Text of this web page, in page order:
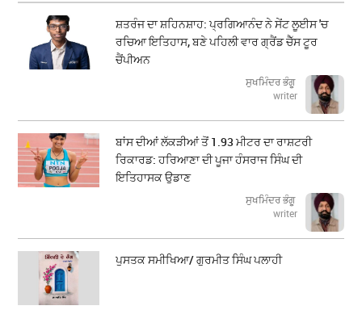
ਸ਼ਤਰੰਜ ਦਾ ਸ਼ਹਿਨਸ਼ਾਹ: ਪ੍ਰਗਿਆਨੰਦ ਨੇ ਸੇਂਟ ਲੂਈਸ 'ਚ
ਰਚਿਆ ਇਤਿਹਾਸ, ਬਣੇ ਪਹਿਲੀ ਵਾਰ ਗ੍ਰੈਂਡ ਚੈੱਸ ਟੂਰ
ਚੈਂਪੀਅਨ
ਸੁਖਮਿੰਦਰ ਭੰਗੂ
writer
ਬਾਂਸ ਦੀਆਂ ਲੱਕੜੀਆਂ ਤੋਂ 1.93 ਮੀਟਰ ਦਾ ਰਾਸ਼ਟਰੀ
ਰਿਕਾਰਡ: ਹਰਿਆਣਾ ਦੀ ਪੂਜਾ ਹੰਸਰਾਜ ਸਿੰਘ ਦੀ
ਇਤਿਹਾਸਕ ਉਡਾਣ
ਸੁਖਮਿੰਦਰ ਭੰਗੂ
writer
ਪੁਸਤਕ ਸਮੀਖਿਆ/ ਗੁਰਮੀਤ ਸਿੰਘ ਪਲਾਹੀ